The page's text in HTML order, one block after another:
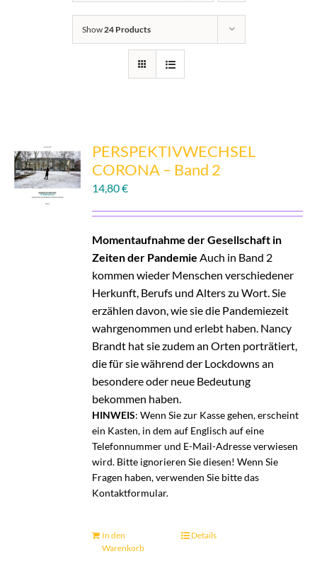
Show24 Products
PERSPEKTIVWECHSEL
CORONA – Band 2
14,80€
Momentaufnahme der Gesellschaft in
Zeiten der Pandemie Auch in Band 2
kommen wieder Menschen verschiedener
Herkunft, Berufs und Alters zu Wort. Sie
erzählen davon, wie sie die Pandemiezeit
wahrgenommen und erlebt haben. Nancy
Brandt hat sie zudem an Orten porträtiert,
die für sie während der Lockdowns an
besondere oder neue Bedeutung
bekommen haben.
HINWEIS: Wenn Sie zur Kasse gehen, erscheint
ein Kasten, in dem auf Englisch auf eine
Telefonnummer und E-Mail-Adresse verwiesen
wird. Bitte ignorieren Sie diesen! Wenn Sie
Fragen haben, verwenden Sie bitte das
Kontaktformular.
In den
Warenkorb
Details